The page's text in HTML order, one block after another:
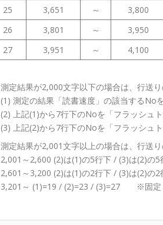
25
3,651 ～ 3,800
26
3,801 ～ 3,950
27
3,951 ～ 4,100
測定結果が2,000文字以下の場合は、行送り
(1) 測定の結果「読書速度」の該当するNo
(2) 上記(1)から7行下のNoを「フラッシュト
(3) 上記(2)から7行下のNoを「フラッシュト
測定結果が2,001文字以上の場合は、行送り
2,001～2,600 (2)は(1)の5行下 / (3)は(2)の5
2,601～3,200 (2)は(1)の2行下 / (3)は(2)の2
3,201～ (1)=19 / (2)=23 / (3)=27 ※固定